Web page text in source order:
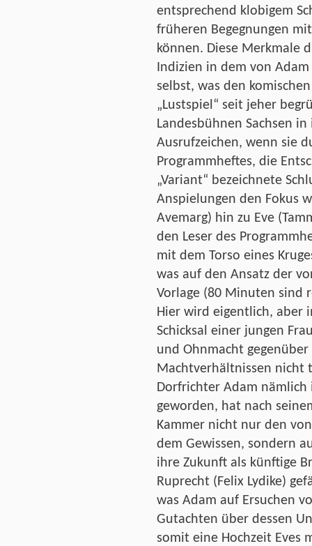
entsprechend klobigem
früheren Begegnungen
können. Diese Merkmale
Indizien in dem von
selbst, was den
„Lustspiel“ seit jeher
Landesbühnen Sachsen
Ausrufzeichen, wenn sie
Programmheftes, die
„Variant“ bezeichnete
Anspielungen den Fokus
Avemarg) hin zu Eve
den Leser des
mit dem Torso eines
was auf den Ansatz der
Vorlage (80 Minuten sind
Hier wird eigentlich, aber
Schicksal einer jungen
und Ohnmacht
Machtverhältnissen nicht
Dorfrichter Adam
geworden, hat nach
Kammer nicht nur den
dem Gewissen, sondern
ihre Zukunft als künftige
Ruprecht (Felix Lydike)
was Adam auf Ersuchen
Gutachten über dessen
somit eine Hochzeit Eves